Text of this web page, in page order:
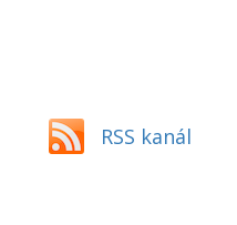
RSS kanál